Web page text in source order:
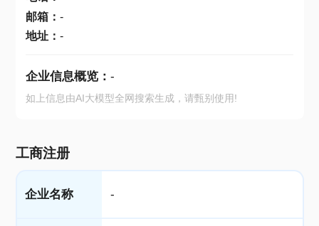
邮箱： -
地址： -
企业信息概览： -
如上信息由AI大模型全网搜索生成，请甄别使用!
工商注册
企业名称 -